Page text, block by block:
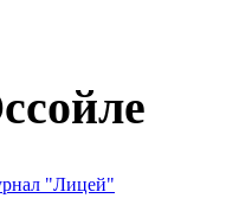
"Лицей"